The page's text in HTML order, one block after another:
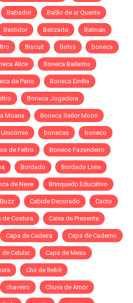
Babador Balão de ar Quente
Bastidor Batizado Batman
Biscuit Bolsa boneca
Alice Boneca Bailarina
de Pano Boneca Emília
Boneca Jogadora
Moana Boneca Sailor Moon
bonecas boneco
de Feltro Boneco Fazendeiro
Bordado Bordado Livre
de Neve Brinquedo Educativo
Buzz Cabide Decorado Cacto
de Costura Caixa de Presente
Capa de Cadeira Capa de Caderno
de Celular Capa de Mesa
Chá de Bebê
chaveiro Chuva de Amor